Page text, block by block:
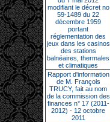
modifiant le décret no
59-1489 du 22
décembre 1959
portant
réglementation des
jeux dans les casinos
des stations
balnéaires, thermales
et climatiques
Rapport d'information
de M. François
TRUCY, fait au nom
de la commission des
finances n° 17 (2011-
2012) - 12 octobre
2011